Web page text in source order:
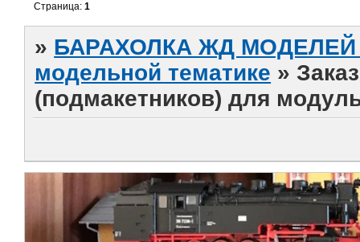
Страница:1
» БАРАХОЛКА ЖД МОДЕЛЕЙ
модельной тематике »
(подмакетников) для